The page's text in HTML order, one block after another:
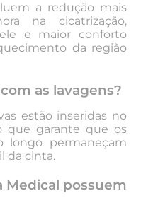
a redução mais
na cicatrização,
e maior conforto
da região
as lavagens?
estão inseridas no
que garante que os
longo permaneçam
da cinta.
Medical possuem